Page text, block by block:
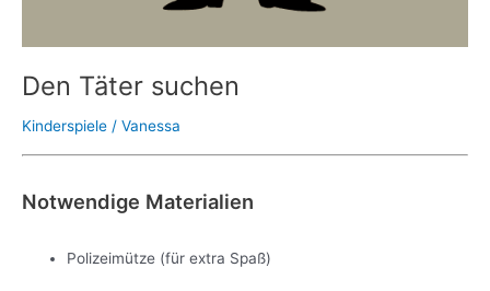
Den Täter suchen
Kinderspiele / Vanessa
Notwendige Materialien
Polizeimütze (für extra Spaß)